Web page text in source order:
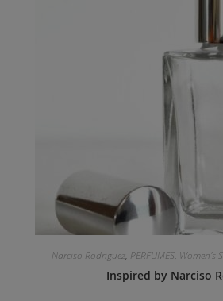
Narciso Rodriguez, PERFUMES, Women's
Inspired by Narciso